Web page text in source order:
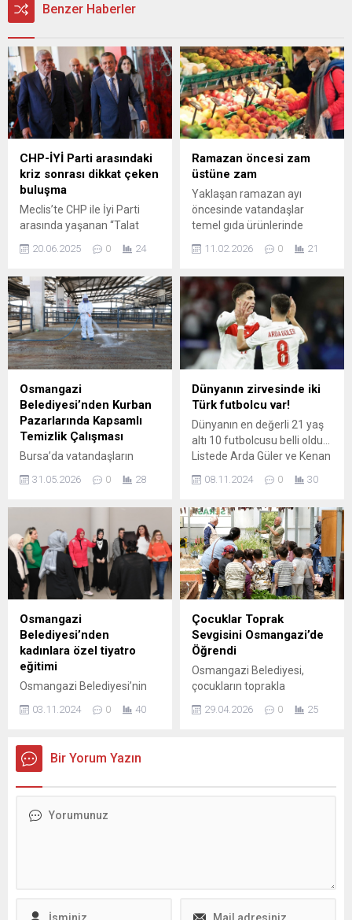
Benzer Haberler
CHP-İYİ Parti arasındaki
kriz sonrası dikkat çeken
buluşma
Meclis’te CHP ile İyi Parti
arasında yaşanan “Talat
Paşa” krizinin ardından iki
parti bir araya geliyor.
20.06.2025 0 24
Ramazan öncesi zam
üstüne zam
Yaklaşan ramazan ayı
öncesinde vatandaşlar
temel gıda ürünlerinde
yaşanan fiyat artışlarıyla
karşı karşıya. Yeni yılın
zammı, başta süt ve et
olmak üzere birçok üründe
fiyatları rekor seviyelere
taşıdı. SÜT FİYATLARI BİR
YILDA ...
11.02.2026 0 21
Osmangazi
Belediyesi’nden Kurban
Pazarlarında Kapsamlı
Temizlik Çalışması
Bursa’da vatandaşların
bir şekilde yapabilmesi için 3
Belediyesi, pazarların sona
ermesinin ardından satış
alanlarını ilaçlayıp
dezenfekte ederek,
temizleme çalışmalarıyla
günlük kullanıma uygun hale
getirdi. Osmangazi
Belediyesi tarafından
Kurban Bayramı öncesinde
Veysel Karani, Geçit ve
Alacahırka’da kurban pazar
alanları kuruldu. Bursalı
31.05.2026 0 28
Dünyanın zirvesinde iki
Türk futbolcu var!
Dünyanın en değerli 21 yaş
altı 10 futbolcusu belli oldu...
Listede Arda Güler ve Kenan
liste...
08.11.2024 0 30
Osmangazi
Belediyesi’nden
kadınlara özel tiyatro
eğitimi
Osmangazi Belediyesi’nin
‘Kadınlar Tiyatro
Sahnesinde’ adıyla ilçedeki
başlattığı tiyatro kursunda
eğitimler başladı.
sahneye çıkarak kendi
03.11.2024 0 40
Çocuklar Toprak
Sevgisini Osmangazi’de
Öğrendi
Osmangazi Belediyesi,
çocukların toprakla
tanışması ve tükettikleri
gıdaların üretim sürecini
29.04.2026 0 25
Bir Yorum Yazın